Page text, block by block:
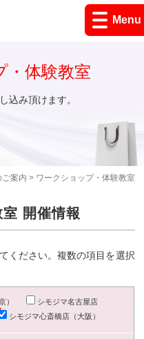
Menu
案内 > ワークショップ・体験教室
・体験教室
込み頂けます。
開催情報
ください。複数の項目を選択
）
シモジマ名古屋店
シモジマ心斎橋店（大阪）